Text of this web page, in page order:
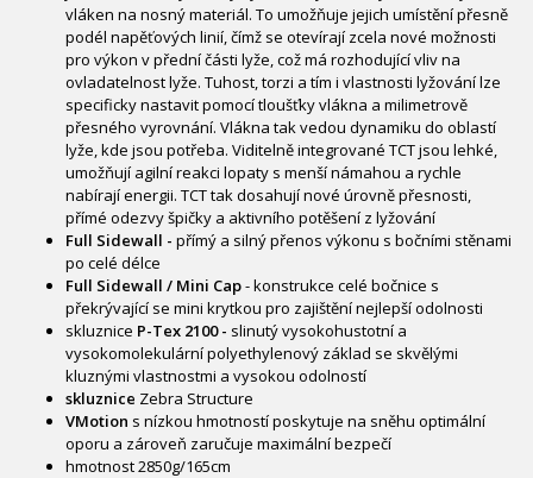
vláken na nosný materiál. To umožňuje jejich umístění přesně
podél napěťových linií, čímž se otevírají zcela nové možnosti
pro výkon v přední části lyže, což má rozhodující vliv na
ovladatelnost lyže. Tuhost, torzi a tím i vlastnosti lyžování lze
specificky nastavit pomocí tloušťky vlákna a milimetrově
přesného vyrovnání. Vlákna tak vedou dynamiku do oblastí
lyže, kde jsou potřeba. Viditelně integrované TCT jsou lehké,
umožňují agilní reakci lopaty s menší námahou a rychle
nabírají energii. TCT tak dosahují nové úrovně přesnosti,
přímé odezvy špičky a aktivního potěšení z lyžování
Full Sidewall - přímý a silný přenos výkonu s bočními stěnami
po celé délce
Full Sidewall / Mini Cap- konstrukce celé bočnice s
překrývající se mini krytkou pro zajištění nejlepší odolnosti
skluznice P-Tex 2100 - slinutý vysokohustotní a
vysokomolekulární polyethylenový základ se skvělými
kluznými vlastnostmi a vysokou odolností
skluznice Zebra Structure
VMotion s nízkou hmotností poskytuje na sněhu optimální
oporu a zároveň zaručuje maximální bezpečí
hmotnost 2850g/165cm